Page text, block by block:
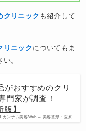
クリニック も紹介して
リニック についてもま
。
カンナム美容Web – 美容整形・医療…
がおすすめのクリ
門家が調査！
】